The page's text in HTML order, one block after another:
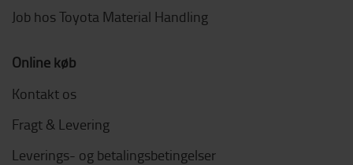
Job hos Toyota Material Handling
Online køb
Kontakt os
Fragt & Levering
Leverings- og betalingsbetingelser